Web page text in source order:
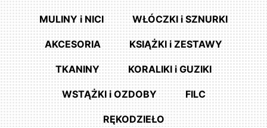
MULINY i NICI WŁÓCZKI i SZNURKI
AKCESORIA KSIĄŻKI i ZESTAWY
TKANINY KORALIKI i GUZIKI
WSTĄŻKI i OZDOBY FILC
RĘKODZIEŁO